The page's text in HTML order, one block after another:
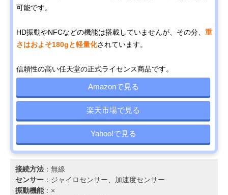
可能です。
HD振動やNFCなどの機能は搭載していませんが、その分、 重
さはおよそ180gと軽量化されています。
信頼性の高い任天堂の正式ライセンス商品です。
Amazonで見る
楽天市場で見る
Yahoo!で見る
接続方法 ：無線
センサー ：ジャイロセンサー、加速度センサー
振動機能：×